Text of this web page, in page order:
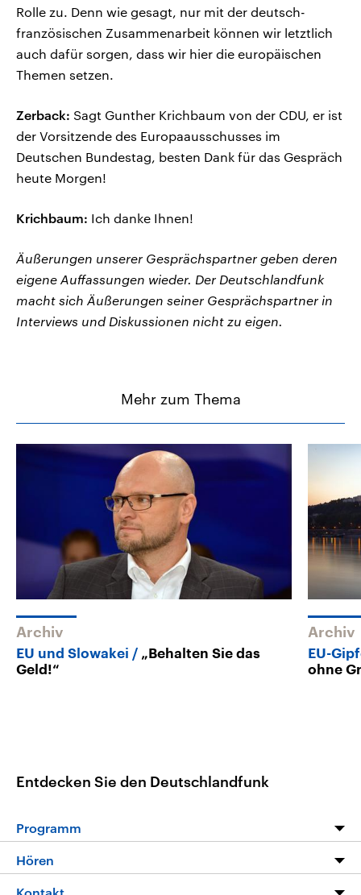
Rolle zu. Denn wie gesagt, nur mit der deutsch-
französischen Zusammenarbeit können wir letztlich
auch dafür sorgen, dass wir hier die europäischen
Themen setzen.
Zerback: Sagt Gunther Krichbaum von der CDU, er ist
der Vorsitzende des Europaausschusses im
Deutschen Bundestag, besten Dank für das Gespräch
heute Morgen!
Krichbaum: Ich danke Ihnen!
Äußerungen unserer Gesprächspartner geben deren
eigene Auffassungen wieder. Der Deutschlandfunk
macht sich Äußerungen seiner Gesprächspartner in
Interviews und Diskussionen nicht zu eigen.
Mehr zum Thema
Archiv
EU und Slowakei
„Behalten Sie das
Geld!“
Archiv
EU-
ohne
Entdecken Sie den Deutschlandfunk
Programm
Programm
Hören
Livestream